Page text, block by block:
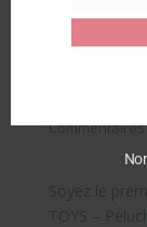
Article
Commentaires
Soyez le
TOYS –